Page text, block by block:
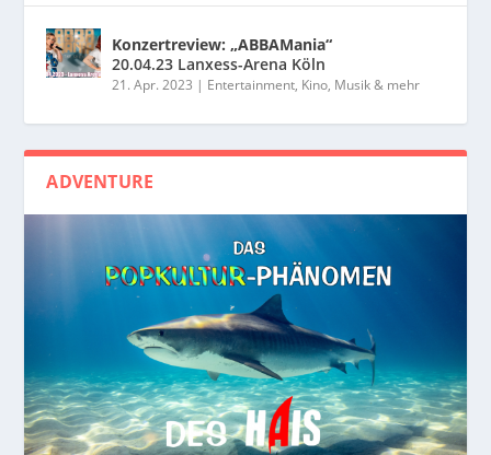
Konzertreview: „ABBAMania“
20.04.23 Lanxess-Arena Köln
21. Apr. 2023 | Entertainment, Kino, Musik & mehr
ADVENTURE